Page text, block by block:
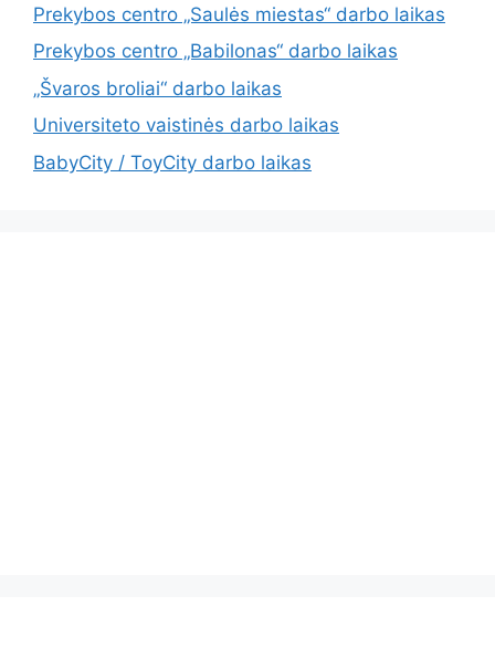
Prekybos centro „Saulės miestas“ darbo laikas
Prekybos centro „Babilonas“ darbo laikas
„Švaros broliai“ darbo laikas
Universiteto vaistinės darbo laikas
BabyCity / ToyCity darbo laikas